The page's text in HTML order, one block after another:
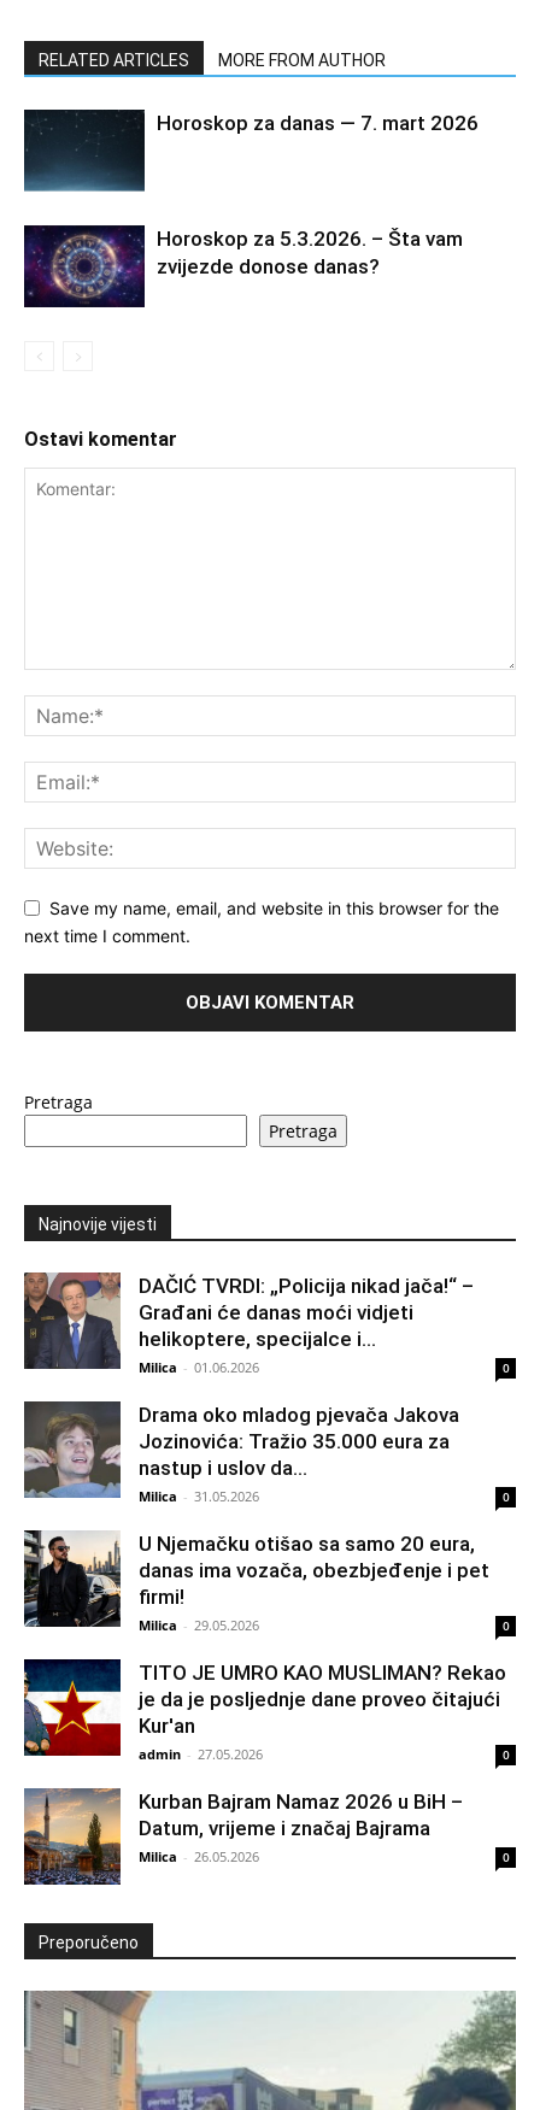
RELATED ARTICLES MORE FROM AUTHOR
Horoskop za danas — 7. mart 2026
Horoskop za 5.3.2026. – Šta vam
zvijezde donose danas?
Ostavi komentar
Save my name, email, and website in this browser for the
next time I comment.
Pretraga
Pretraga
Najnovije vijesti
DAČIĆ TVRDI: „Policija nikad jača!“ –
Građani će danas moći vidjeti
helikoptere, specijalce i...
Milica - 01.06.2026 0
Drama oko mladog pjevača Jakova
Jozinovića: Tražio 35.000 eura za
nastup i uslov da...
Milica - 31.05.2026 0
U Njemačku otišao sa samo 20 eura,
danas ima vozača, obezbjeđenje i pet
firmi!
Milica - 29.05.2026 0
TITO JE UMRO KAO MUSLIMAN? Rekao
je da je posljednje dane proveo čitajući
Kur'an
admin - 27.05.2026 0
Kurban Bajram Namaz 2026 u BiH –
Datum, vrijeme i značaj Bajrama
Milica - 26.05.2026 0
Preporučeno